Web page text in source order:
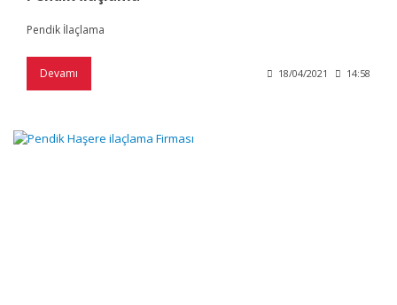
Pendik İlaçlama
Devamı 18/04/2021 14:58